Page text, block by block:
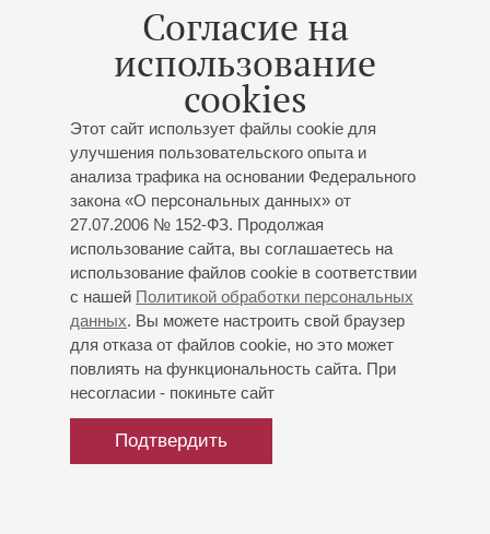
Согласие на
использование
cookies
Этот сайт использует файлы cookie для
улучшения пользовательского опыта и
анализа трафика на основании Федерального
закона «О персональных данных» от
27.07.2006 № 152-ФЗ. Продолжая
использование сайта, вы соглашаетесь на
использование файлов cookie в соответствии
с нашей Политикой обработки персональных
данных. Вы можете настроить свой браузер
для отказа от файлов cookie, но это может
повлиять на функциональность сайта. При
несогласии - покиньте сайт
Подтвердить
2007 году с единомышленниками организовала
творческое объединение «АртСозвездие», которое
проводит и организовывает различные концерты, мастер-
классы, фестивали и музыкальные конкурсы («Фанфары
Петербурга», «Рождественский калейдоскоп», «Классика
и не только» и другие). В 2013 году за активную
концертную деятельность была принята в Союз
концертных деятелей Санкт-Петербурга.
В настоящее время живёт в Санкт-Петербурге, где
продолжает концертную и организаторскую